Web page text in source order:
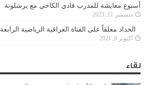
أسبوع معايشة للمدرب فادي الكاخي مع برشلونة
ديسمبر 11, 2023
الحداد معلقاً على القناة العراقية الرياضية الرابعة
أكتوبر 6, 2021
لقاء